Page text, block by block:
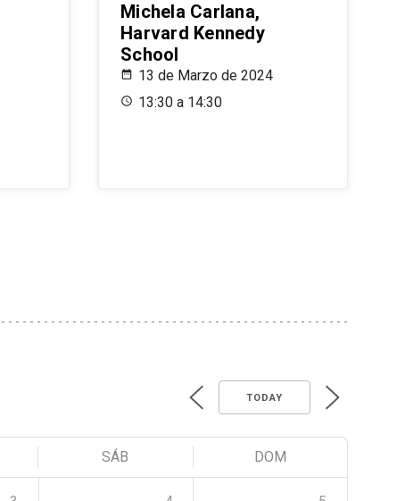
Michela Carlana,
Harvard Kennedy
School
13 de Marzo de 2024
13:30 a 14:30
TODAY
SÁB DOM